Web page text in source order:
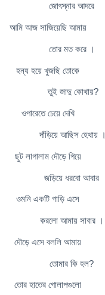
জোৎস্নার আদরে
আমি আজ সাজিয়েছি আমায়
তোর মত করে ।
হন্য হয়ে খুজছি তোকে
তুই জাদু কোথায়?
ওপারেতে চেয়ে দেখি
আছিস হেথায় ।
ছুট লাগালাম দৌড়ে গিয়ে
জড়িয়ে ধরবো আবার
ওমনি একটি গাড়ি এসে
আমায় সাবার ।
দৌড়ে এসে বললি আমায়
তোমার কি হল?
তোর হাতের গোলাপগুলো